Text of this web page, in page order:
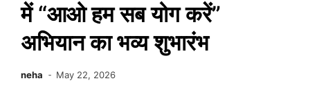
में “आओ हम सब योग करें”
अभियान का भव्य शुभारंभ
neha May 22, 2026